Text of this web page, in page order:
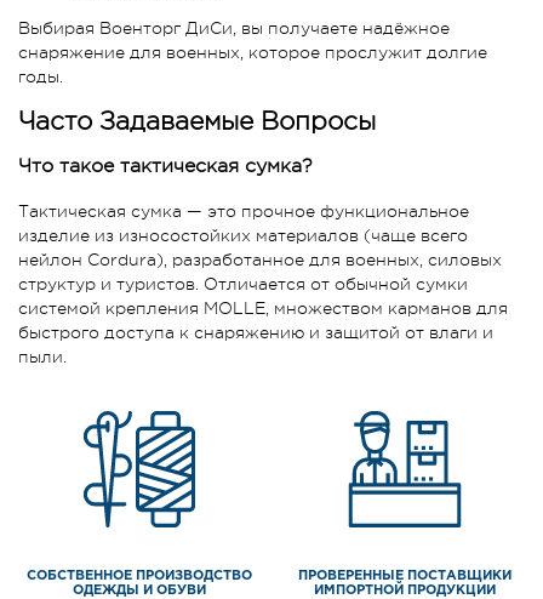
Выбирая Военторг ДиСи, вы получаете надёжное
снаряжение для военных, которое прослужит долгие
годы.
Часто Задаваемые Вопросы
Что такое тактическая сумка?
Тактическая сумка — это прочное функциональное
изделие из износостойких материалов (чаще всего
нейлон Cordura), разработанное для военных, силовых
структур и туристов. Отличается от обычной сумки
системой крепления MOLLE, множеством карманов для
быстрого доступа к снаряжению и защитой от влаги и
пыли.
СОБСТВЕННОЕ ПРОИЗВОДСТВО
ОДЕЖДЫ И ОБУВИ
ПРОВЕРЕННЫЕ ПОСТАВЩИКИ
ИМПОРТНОЙ ПРОДУКЦИИ